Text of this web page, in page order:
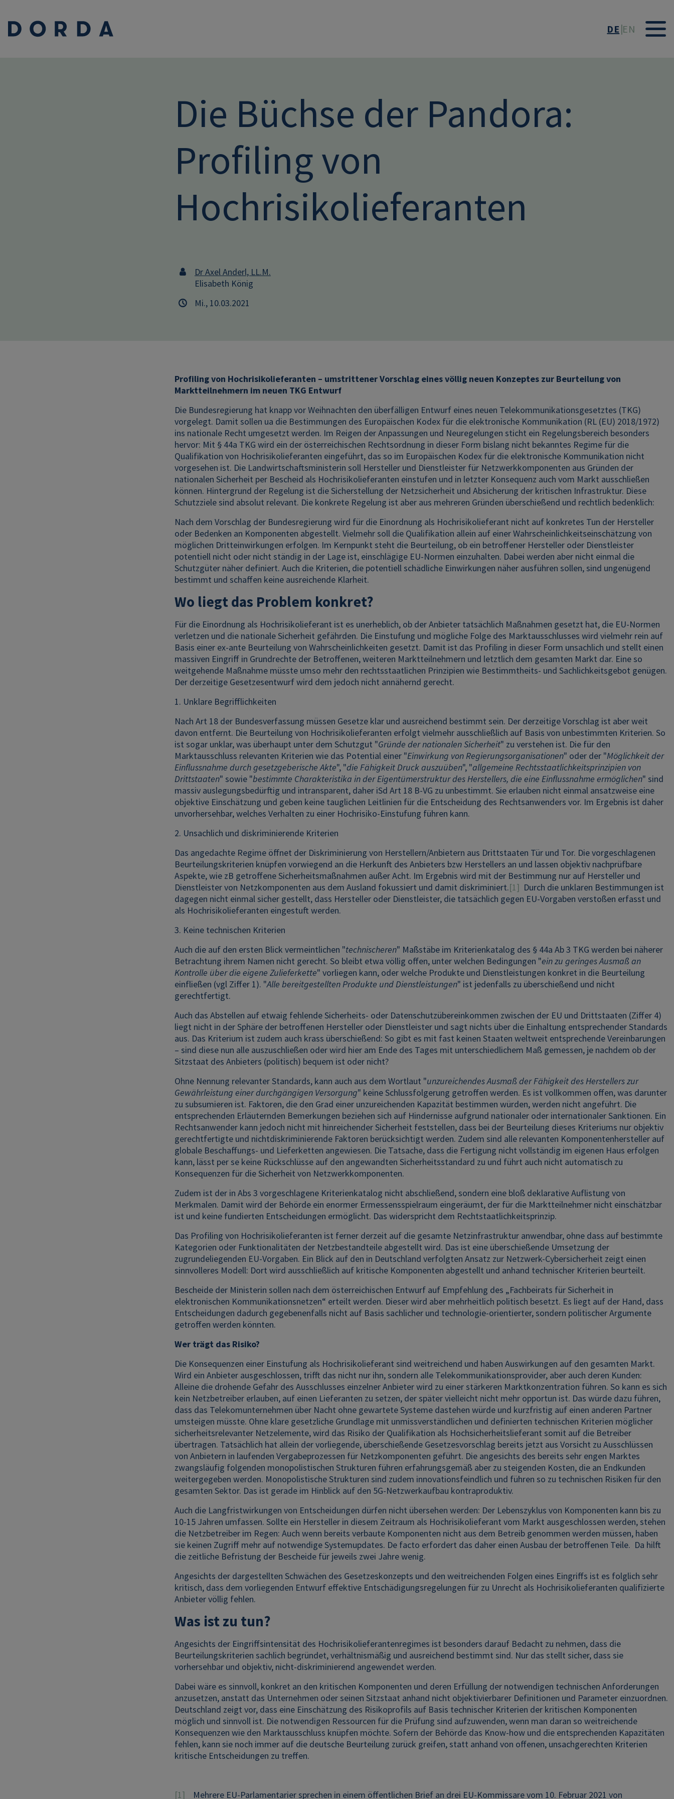
DE EN
Die Büchse der Pandora:
Profiling von
Hochrisikolieferanten
Dr Axel Anderl, LL.M.
Elisabeth König
Mi., 10.03.2021
Profiling von Hochrisikolieferanten – umstrittener Vorschlag eines völlig neuen Konzeptes zur Beurteilung von
Marktteilnehmern im neuen TKG Entwurf
Die Bundesregierung hat knapp vor Weihnachten den überfälligen Entwurf eines neuen Telekommunikationsgesetztes (TKG)
vorgelegt. Damit sollen ua die Bestimmungen des Europäischen Kodex für die elektronische Kommunikation (RL (EU) 2018/1972)
ins nationale Recht umgesetzt werden. Im Reigen der Anpassungen und Neuregelungen sticht ein Regelungsbereich besonders
hervor: Mit § 44a TKG wird ein der österreichischen Rechtsordnung in dieser Form bislang nicht bekanntes Regime für die
Qualifikation von Hochrisikolieferanten eingeführt, das so im Europäischen Kodex für die elektronische Kommunikation nicht
vorgesehen ist. Die Landwirtschaftsministerin soll Hersteller und Dienstleister für Netzwerkkomponenten aus Gründen der
nationalen Sicherheit per Bescheid als Hochrisikolieferanten einstufen und in letzter Konsequenz auch vom Markt ausschließen
können. Hintergrund der Regelung ist die Sicherstellung der Netzsicherheit und Absicherung der kritischen Infrastruktur. Diese
Schutzziele sind absolut relevant. Die konkrete Regelung ist aber aus mehreren Gründen überschießend und rechtlich bedenklich:
Nach dem Vorschlag der Bundesregierung wird für die Einordnung als Hochrisikolieferant nicht auf konkretes Tun der Hersteller
oder Bedenken an Komponenten abgestellt. Vielmehr soll die Qualifikation allein auf einer Wahrscheinlichkeitseinschätzung von
möglichen Dritteinwirkungen erfolgen. Im Kernpunkt steht die Beurteilung, ob ein betroffener Hersteller oder Dienstleister
potentiell nicht oder nicht ständig in der Lage ist, einschlägige EU-Normen einzuhalten. Dabei werden aber nicht einmal die
Schutzgüter näher definiert. Auch die Kriterien, die potentiell schädliche Einwirkungen näher ausführen sollen, sind ungenügend
bestimmt und schaffen keine ausreichende Klarheit.
Wo liegt das Problem konkret?
Für die Einordnung als Hochrisikolieferant ist es unerheblich, ob der Anbieter tatsächlich Maßnahmen gesetzt hat, die EU-Normen
verletzen und die nationale Sicherheit gefährden. Die Einstufung und mögliche Folge des Marktausschlusses wird vielmehr rein auf
Basis einer ex-ante Beurteilung von Wahrscheinlichkeiten gesetzt. Damit ist das Profiling in dieser Form unsachlich und stellt einen
massiven Eingriff in Grundrechte der Betroffenen, weiteren Marktteilnehmern und letztlich dem gesamten Markt dar. Eine so
weitgehende Maßnahme müsste umso mehr den rechtsstaatlichen Prinzipien wie Bestimmtheits- und Sachlichkeitsgebot genügen.
Der derzeitige Gesetzesentwurf wird dem jedoch nicht annähernd gerecht.
1. Unklare Begrifflichkeiten
Nach Art 18 der Bundesverfassung müssen Gesetze klar und ausreichend bestimmt sein. Der derzeitige Vorschlag ist aber weit
davon entfernt. Die Beurteilung von Hochrisikolieferanten erfolgt vielmehr ausschließlich auf Basis von unbestimmten Kriterien. So
ist sogar unklar, was überhaupt unter dem Schutzgut "Gründe der nationalen Sicherheit" zu verstehen ist. Die für den
Marktausschluss relevanten Kriterien wie das Potential einer "Einwirkung von Regierungsorganisationen" oder der "Möglichkeit der
Einflussnahme durch gesetzgeberische Akte", "die Fähigkeit Druck auszuüben", "allgemeine Rechtsstaatlichkeitsprinzipien von
Drittstaaten" sowie "bestimmte Charakteristika in der Eigentümerstruktur des Herstellers, die eine Einflussnahme ermöglichen" sind
massiv auslegungsbedürftig und intransparent, daher iSd Art 18 B-VG zu unbestimmt. Sie erlauben nicht einmal ansatzweise eine
objektive Einschätzung und geben keine tauglichen Leitlinien für die Entscheidung des Rechtsanwenders vor. Im Ergebnis ist daher
unvorhersehbar, welches Verhalten zu einer Hochrisiko-Einstufung führen kann.
2. Unsachlich und diskriminierende Kriterien
Das angedachte Regime öffnet der Diskriminierung von Herstellern/Anbietern aus Drittstaaten Tür und Tor. Die vorgeschlagenen
Beurteilungskriterien knüpfen vorwiegend an die Herkunft des Anbieters bzw Herstellers an und lassen objektiv nachprüfbare
Aspekte, wie zB getroffene Sicherheitsmaßnahmen außer Acht. Im Ergebnis wird mit der Bestimmung nur auf Hersteller und
Dienstleister von Netzkomponenten aus dem Ausland fokussiert und damit diskriminiert.[1] Durch die unklaren Bestimmungen ist
dagegen nicht einmal sicher gestellt, dass Hersteller oder Dienstleister, die tatsächlich gegen EU-Vorgaben verstoßen erfasst und
als Hochrisikolieferanten eingestuft werden.
3. Keine technischen Kriterien
Auch die auf den ersten Blick vermeintlichen "technischeren" Maßstäbe im Kriterienkatalog des § 44a Ab 3 TKG werden bei näherer
Betrachtung ihrem Namen nicht gerecht. So bleibt etwa völlig offen, unter welchen Bedingungen "ein zu geringes Ausmaß an
Kontrolle über die eigene Zulieferkette" vorliegen kann, oder welche Produkte und Dienstleistungen konkret in die Beurteilung
einfließen (vgl Ziffer 1). "Alle bereitgestellten Produkte und Dienstleistungen" ist jedenfalls zu überschießend und nicht
gerechtfertigt.
Auch das Abstellen auf etwaig fehlende Sicherheits- oder Datenschutzübereinkommen zwischen der EU und Drittstaaten (Ziffer 4)
liegt nicht in der Sphäre der betroffenen Hersteller oder Dienstleister und sagt nichts über die Einhaltung entsprechender Standards
aus. Das Kriterium ist zudem auch krass überschießend: So gibt es mit fast keinen Staaten weltweit entsprechende Vereinbarungen
– sind diese nun alle auszuschließen oder wird hier am Ende des Tages mit unterschiedlichem Maß gemessen, je nachdem ob der
Sitzstaat des Anbieters (politisch) bequem ist oder nicht?
Ohne Nennung relevanter Standards, kann auch aus dem Wortlaut "unzureichendes Ausmaß der Fähigkeit des Herstellers zur
Gewährleistung einer durchgängigen Versorgung" keine Schlussfolgerung getroffen werden. Es ist vollkommen offen, was darunter
zu subsumieren ist. Faktoren, die den Grad einer unzureichenden Kapazität bestimmen würden, werden nicht angeführt. Die
entsprechenden Erläuternden Bemerkungen beziehen sich auf Hindernisse aufgrund nationaler oder internationaler Sanktionen. Ein
Rechtsanwender kann jedoch nicht mit hinreichender Sicherheit feststellen, dass bei der Beurteilung dieses Kriteriums nur objektiv
gerechtfertigte und nichtdiskriminierende Faktoren berücksichtigt werden. Zudem sind alle relevanten Komponentenhersteller auf
globale Beschaffungs- und Lieferketten angewiesen. Die Tatsache, dass die Fertigung nicht vollständig im eigenen Haus erfolgen
kann, lässt per se keine Rückschlüsse auf den angewandten Sicherheitsstandard zu und führt auch nicht automatisch zu
Konsequenzen für die Sicherheit von Netzwerkkomponenten.
Zudem ist der in Abs 3 vorgeschlagene Kriterienkatalog nicht abschließend, sondern eine bloß deklarative Auflistung von
Merkmalen. Damit wird der Behörde ein enormer Ermessensspielraum eingeräumt, der für die Marktteilnehmer nicht einschätzbar
ist und keine fundierten Entscheidungen ermöglicht. Das widerspricht dem Rechtstaatlichkeitsprinzip.
Das Profiling von Hochrisikolieferanten ist ferner derzeit auf die gesamte Netzinfrastruktur anwendbar, ohne dass auf bestimmte
Kategorien oder Funktionalitäten der Netzbestandteile abgestellt wird. Das ist eine überschießende Umsetzung der
zugrundeliegenden EU-Vorgaben. Ein Blick auf den in Deutschland verfolgten Ansatz zur Netzwerk-Cybersicherheit zeigt einen
sinnvolleres Modell: Dort wird ausschließlich auf kritische Komponenten abgestellt und anhand technischer Kriterien beurteilt.
Bescheide der Ministerin sollen nach dem österreichischen Entwurf auf Empfehlung des „Fachbeirats für Sicherheit in
elektronischen Kommunikationsnetzen“ erteilt werden. Dieser wird aber mehrheitlich politisch besetzt. Es liegt auf der Hand, dass
Entscheidungen dadurch gegebenenfalls nicht auf Basis sachlicher und technologie-orientierter, sondern politischer Argumente
getroffen werden könnten.
Wer trägt das Risiko?
Die Konsequenzen einer Einstufung als Hochrisikolieferant sind weitreichend und haben Auswirkungen auf den gesamten Markt.
Wird ein Anbieter ausgeschlossen, trifft das nicht nur ihn, sondern alle Telekommunikationsprovider, aber auch deren Kunden:
Alleine die drohende Gefahr des Ausschlusses einzelner Anbieter wird zu einer stärkeren Marktkonzentration führen. So kann es sich
kein Netzbetreiber erlauben, auf einen Lieferanten zu setzen, der später vielleicht nicht mehr opportun ist. Das würde dazu führen,
dass das Telekomunternehmen über Nacht ohne gewartete Systeme dastehen würde und kurzfristig auf einen anderen Partner
umsteigen müsste. Ohne klare gesetzliche Grundlage mit unmissverständlichen und definierten technischen Kriterien möglicher
sicherheitsrelevanter Netzelemente, wird das Risiko der Qualifikation als Hochsicherheitslieferant somit auf die Betreiber
übertragen. Tatsächlich hat allein der vorliegende, überschießende Gesetzesvorschlag bereits jetzt aus Vorsicht zu Ausschlüssen
von Anbietern in laufenden Vergabeprozessen für Netzkomponenten geführt. Die angesichts des bereits sehr engen Marktes
zwangsläufig folgenden monopolistischen Strukturen führen erfahrungsgemäß aber zu steigenden Kosten, die an Endkunden
weitergegeben werden. Monopolistische Strukturen sind zudem innovationsfeindlich und führen so zu technischen Risiken für den
gesamten Sektor. Das ist gerade im Hinblick auf den 5G-Netzwerkaufbau kontraproduktiv.
Auch die Langfristwirkungen von Entscheidungen dürfen nicht übersehen werden: Der Lebenszyklus von Komponenten kann bis zu
10-15 Jahren umfassen. Sollte ein Hersteller in diesem Zeitraum als Hochrisikolieferant vom Markt ausgeschlossen werden, stehen
die Netzbetreiber im Regen: Auch wenn bereits verbaute Komponenten nicht aus dem Betreib genommen werden müssen, haben
sie keinen Zugriff mehr auf notwendige Systemupdates. De facto erfordert das daher einen Ausbau der betroffenen Teile. Da hilft
die zeitliche Befristung der Bescheide für jeweils zwei Jahre wenig.
Angesichts der dargestellten Schwächen des Gesetzeskonzepts und den weitreichenden Folgen eines Eingriffs ist es folglich sehr
kritisch, dass dem vorliegenden Entwurf effektive Entschädigungsregelungen für zu Unrecht als Hochrisikolieferanten qualifizierte
Anbieter völlig fehlen.
Was ist zu tun?
Angesichts der Eingriffsintensität des Hochrisikolieferantenregimes ist besonders darauf Bedacht zu nehmen, dass die
Beurteilungskriterien sachlich begründet, verhältnismäßig und ausreichend bestimmt sind. Nur das stellt sicher, dass sie
vorhersehbar und objektiv, nicht-diskriminierend angewendet werden.
Dabei wäre es sinnvoll, konkret an den kritischen Komponenten und deren Erfüllung der notwendigen technischen Anforderungen
anzusetzen, anstatt das Unternehmen oder seinen Sitzstaat anhand nicht objektivierbarer Definitionen und Parameter einzuordnen.
Deutschland zeigt vor, dass eine Einschätzung des Risikoprofils auf Basis technischer Kriterien der kritischen Komponenten
möglich und sinnvoll ist. Die notwendigen Ressourcen für die Prüfung sind aufzuwenden, wenn man daran so weitreichende
Konsequenzen wie den Marktausschluss knüpfen möchte. Sofern der Behörde das Know-how und die entsprechenden Kapazitäten
fehlen, kann sie noch immer auf die deutsche Beurteilung zurück greifen, statt anhand von offenen, unsachgerechten Kriterien
kritische Entscheidungen zu treffen.
[1] Mehrere EU-Parlamentarier sprechen in einem öffentlichen Brief an drei EU-Kommissare vom 10. Februar 2021 von